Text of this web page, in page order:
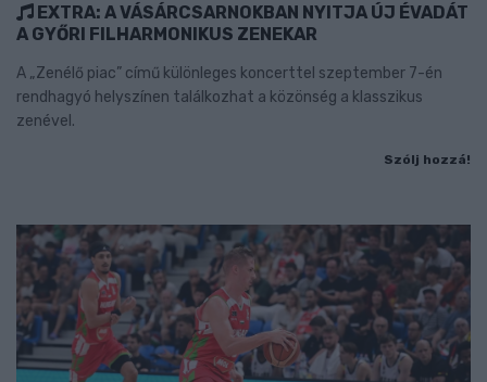
EXTRA: A VÁSÁRCSARNOKBAN NYITJA ÚJ ÉVADÁT
A GYŐRI FILHARMONIKUS ZENEKAR
A „Zenélő piac” című különleges koncerttel szeptember 7-én
rendhagyó helyszínen találkozhat a közönség a klasszikus
zenével.
Szólj hozzá!